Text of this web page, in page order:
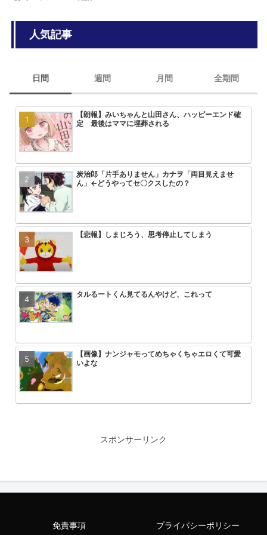
人気記事
日間
【朗報】みいちゃんと山田さん、ハッピーエンド確
定 最後はママに埋葬される
炭治郎「片手ありません」カナヲ「両目見えませ
ん」←どうやってセ〇クスしたの？
【悲報】しまじろう、思考停止してしまう
タルるートくん見てるんやけど、これって
【画像】ナンジャモってめちゃくちゃエロくて可愛
いよな
ことｗｗｗｗｗｗｗｗ
週間
【悲報】最近のプリキュアヒロイ
【悲報】アーニャ・フォージャー
まう
HUNTER×HUNTERのこいつって
ゴジータが中〇ししたら悟空とベ
【悲報】ワンピース最新話、ルフ
症
月間
みいちゃんと山田さん、次号最終回
アニメ無職転生3期が始まるけどこ
を追い抜くけど
【画像】「彼岸島」の作者がヤニ
【朗報】ヤニねこ中国で大ヒット
ONE PIECE 懸賞金５億超えが３６
ん？
全期間
大人気エロ漫画「サバエとヤッた
回を迎える
【画像】トガちゃんの新作フィギ
クスｗｗｗｗｗｗｗｗｗｗｗｗｗｗ
【悲報】ワンパンマン3期の作画お
【悲報】ワンピース、適当につけ
速報 フリーレンの丸パクリ作品炎
制されるｗｗｗｗｗｗｗｗｗｗｗｗ
スポンサーリンク
免責事項 プライバシーポリシー